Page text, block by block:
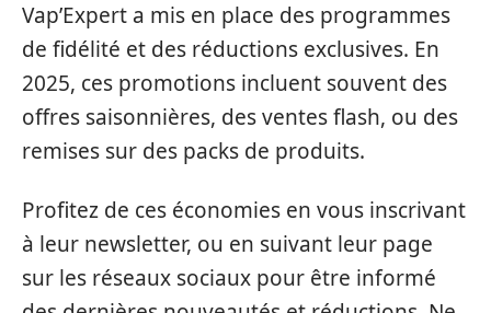
Vap’Expert a mis en place des programmes
de fidélité et des réductions exclusives. En
2025, ces promotions incluent souvent des
offres saisonnières, des ventes flash, ou des
remises sur des packs de produits.
Profitez de ces économies en vous inscrivant
à leur newsletter, ou en suivant leur page
sur les réseaux sociaux pour être informé